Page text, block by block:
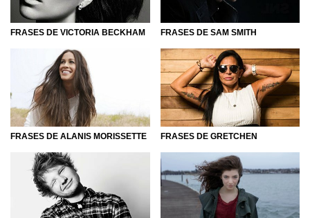
FRASES DE VICTORIA BECKHAM FRASES DE SAM SMITH
FRASES DE ALANIS MORISSETTE FRASES DE GRETCHEN